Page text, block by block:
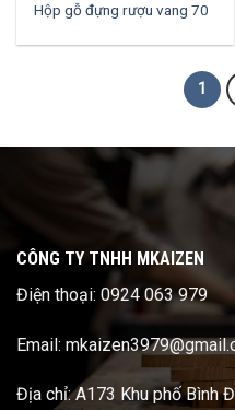
Hộp gỗ đựng rượu vang 70
1
CÔNG TY TNHH MKAIZEN
Điện thoại: 0924 063 979
Email:
Địa chỉ: A173 Khu phố Bình